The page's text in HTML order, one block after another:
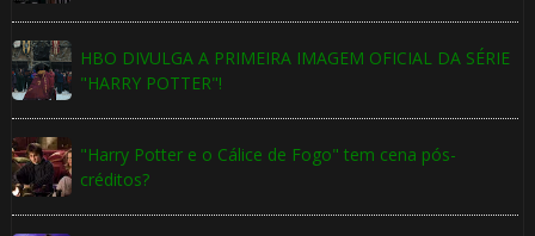
HBO DIVULGA A PRIMEIRA IMAGEM OFICIAL DA SÉRIE
"HARRY POTTER"!
"Harry Potter e o Cálice de Fogo" tem cena pós-
créditos?